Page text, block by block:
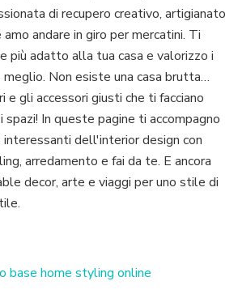
di recupero creativo, artigianato
andare in giro per mercatini. Ti
più adatto alla tua casa e valorizzo i
Non esiste una casa brutta…
e gli accessori giusti che ti facciano
In queste pagine ti accompagno
interessanti dell'interior design con
arredamento e fai da te. E ancora
decor, arte e viaggi per uno stile di